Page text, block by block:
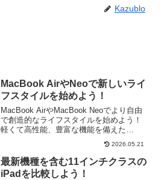
Kazublo
MacBook AirやNeoで新しいライ
フスタイルを始めよう！
MacBook AirやMacBook Neoでより自由
で創造的なライフスタイルを始めよう！
軽くて高性能、豊富な機能を備えた
MacBook Airを中心に特徴や使い方等を
紹介。MacBook AirやNeoを生活のパート
ナーに！
2026.05.21
最新機種を含む11インチクラスの
iPadを比較しよう！